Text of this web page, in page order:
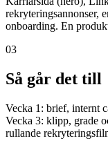
rekryteringsannonser,
onboarding. En
03
Så går det till
Vecka 1: brief, internt
Vecka 3: klipp, grade
rullande